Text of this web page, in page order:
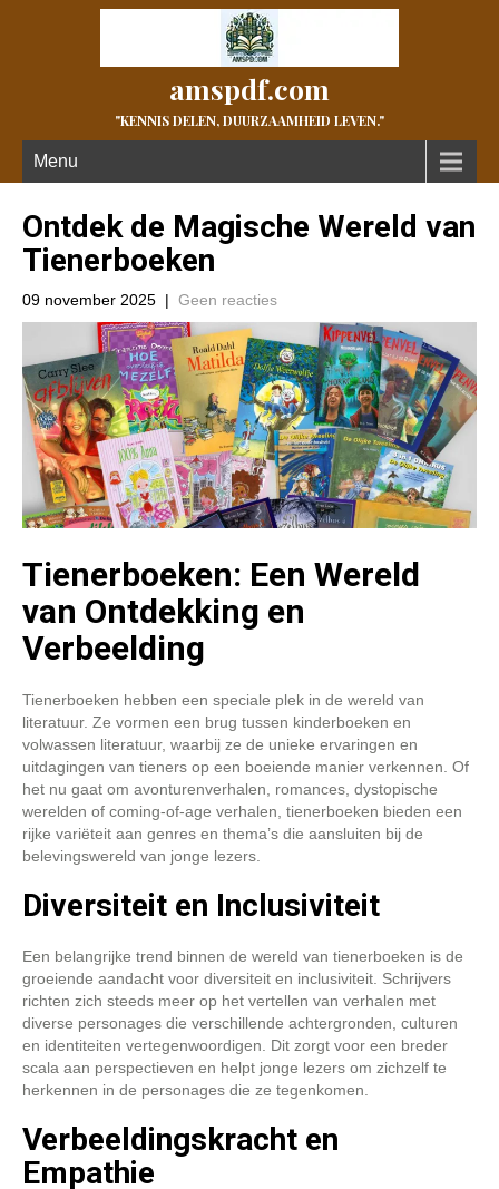
amspdf.com
"KENNIS DELEN, DUURZAAMHEID LEVEN."
Menu
Ontdek de Magische Wereld van
Tienerboeken
09 november 2025 | Geen reacties
Tienerboeken: Een Wereld
van Ontdekking en
Verbeelding
Tienerboeken hebben een speciale plek in de wereld van
literatuur. Ze vormen een brug tussen kinderboeken en
volwassen literatuur, waarbij ze de unieke ervaringen en
uitdagingen van tieners op een boeiende manier verkennen. Of
het nu gaat om avonturenverhalen, romances, dystopische
werelden of coming-of-age verhalen, tienerboeken bieden een
rijke variëteit aan genres en thema’s die aansluiten bij de
belevingswereld van jonge lezers.
Diversiteit en Inclusiviteit
Een belangrijke trend binnen de wereld van tienerboeken is de
groeiende aandacht voor diversiteit en inclusiviteit. Schrijvers
richten zich steeds meer op het vertellen van verhalen met
diverse personages die verschillende achtergronden, culturen
en identiteiten vertegenwoordigen. Dit zorgt voor een breder
scala aan perspectieven en helpt jonge lezers om zichzelf te
herkennen in de personages die ze tegenkomen.
Verbeeldingskracht en
Empathie